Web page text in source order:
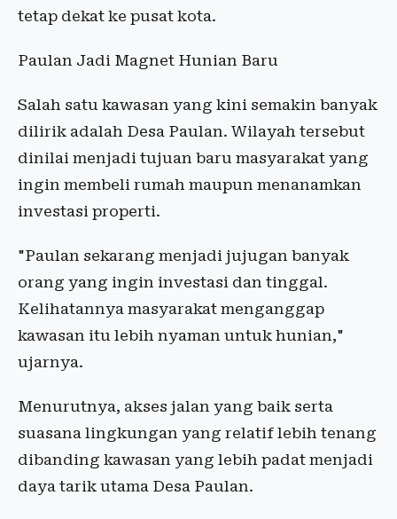
tetap dekat ke pusat kota.
Paulan Jadi Magnet Hunian Baru
Salah satu kawasan yang kini semakin banyak
dilirik adalah Desa Paulan. Wilayah tersebut
dinilai menjadi tujuan baru masyarakat yang
ingin membeli rumah maupun menanamkan
investasi properti.
"Paulan sekarang menjadi jujugan banyak
orang yang ingin investasi dan tinggal.
Kelihatannya masyarakat menganggap
kawasan itu lebih nyaman untuk hunian,"
ujarnya.
Menurutnya, akses jalan yang baik serta
suasana lingkungan yang relatif lebih tenang
dibanding kawasan yang lebih padat menjadi
daya tarik utama Desa Paulan.